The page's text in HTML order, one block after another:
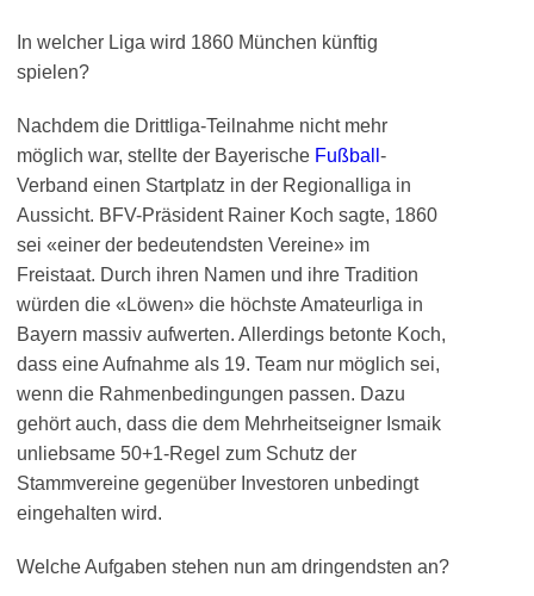
In welcher Liga wird 1860 München künftig
spielen?
Nachdem die Drittliga-Teilnahme nicht mehr
möglich war, stellte der Bayerische Fußball -
Verband einen Startplatz in der Regionalliga in
Aussicht. BFV-Präsident Rainer Koch sagte, 1860
sei «einer der bedeutendsten Vereine» im
Freistaat. Durch ihren Namen und ihre Tradition
würden die «Löwen» die höchste Amateurliga in
Bayern massiv aufwerten. Allerdings betonte Koch,
dass eine Aufnahme als 19. Team nur möglich sei,
wenn die Rahmenbedingungen passen. Dazu
gehört auch, dass die dem Mehrheitseigner Ismaik
unliebsame 50+1-Regel zum Schutz der
Stammvereine gegenüber Investoren unbedingt
eingehalten wird.
Welche Aufgaben stehen nun am dringendsten an?